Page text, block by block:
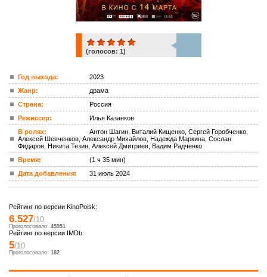
ком.
(голосов: 1)
Год выхода:
2023
Жанр:
драма
Страна:
Россия
Режиссер:
Илья Казанков
В ролях:
Антон Шагин, Виталий Кищенко, Сергей Горобченко,
Алексей Шевченков, Александр Михайлов, Надежда Маркина, Сослан
Фидаров, Никита Тезин, Алексей Дмитриев, Вадим Радченко
Время:
(1 ч 35 мин)
Дата добавления:
31 июль 2024
Рейтинг по версии KinoPoisk:
6.527/10
Проголосовало: 45951
Рейтинг по версии IMDb:
5/10
Проголосовало: 182